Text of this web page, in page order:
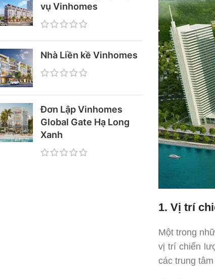
vụ Vinhomes
Nhà Liền kề Vinhomes
Đơn Lập Vinhomes
Global Gate Hạ Long
Xanh
1. Vị trí
Một trong
vị trí chiến
các trung